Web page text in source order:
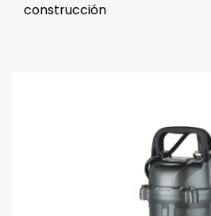
construcción